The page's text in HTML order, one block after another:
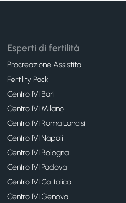
Esperti di fertilità
Procreazione Assistita
Fertility Pack
Centro IVI Bari
Centro IVI Milano
Centro IVI Roma Lancisi
Centro IVI Napoli
Centro IVI Bologna
Centro IVI Padova
Centro IVI Cattolica
Centro IVI Genova